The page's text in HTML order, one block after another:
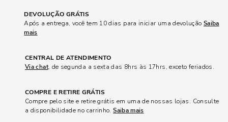
DEVOLUÇÃO GRÁTIS
Após a entrega, você tem 10 dias para iniciar uma devolução Saiba
mais
CENTRAL DE ATENDIMENTO
Via chat, de segunda a sexta das 8hrs às 17hrs, exceto feriados.
COMPRE E RETIRE GRÁTIS
Compre pelo site e retire grátis em uma de nossas lojas. Consulte
a disponibilidade no carrinho.Saiba mais